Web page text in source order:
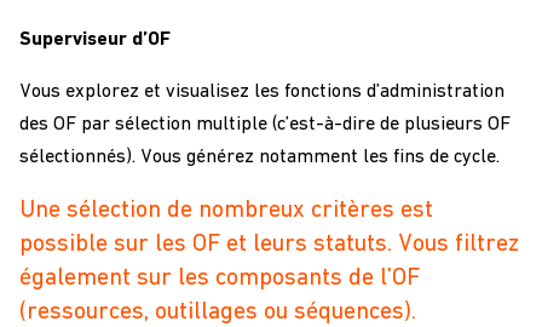
Superviseur d’OF
Vous explorez et visualisez les fonctions d’administration
des OF par sélection multiple (c’est-à-dire de plusieurs OF
sélectionnés). Vous générez notamment les fins de cycle.
Une sélection de nombreux critères est
possible sur les OF et leurs statuts. Vous filtrez
également sur les composants de l’OF
(ressources, outillages ou séquences).